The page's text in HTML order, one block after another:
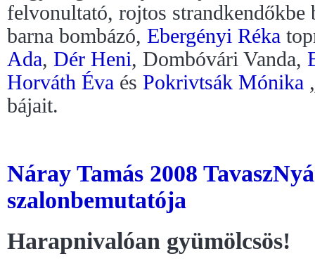
felvonultató, rojtos strandkendőkbe
barna bombázó, Ebergényi Réka
Ada, Dér Heni, Dombóvári Vanda,
Horváth Éva és Pokrivtsák Mónika
bájait.
Náray Tamás 2008
szalonbemutatója
Harapnivalóan gyümölcsös!